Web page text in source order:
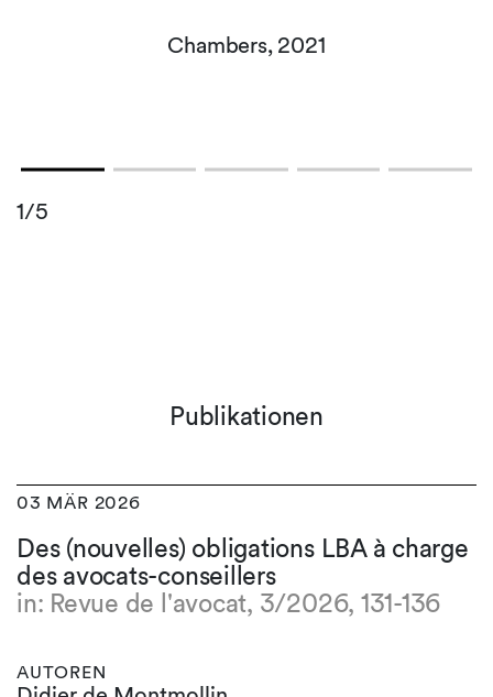
Chambers, 2021
1/5
Publikationen
03 MÄR 2026
Des (nouvelles) obligations LBA à charge
des avocats-conseillers
in: Revue de l'avocat, 3/2026, 131-136
AUTOREN